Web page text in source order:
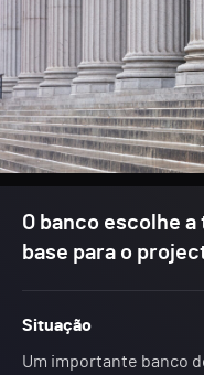
O banco escolhe
base para o
Situação
Um importante banco